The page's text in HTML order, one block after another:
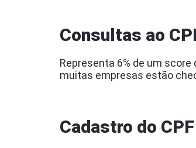
Consultas ao
Representa 6% de um
muitas empresas estão
Cadastro do CPF